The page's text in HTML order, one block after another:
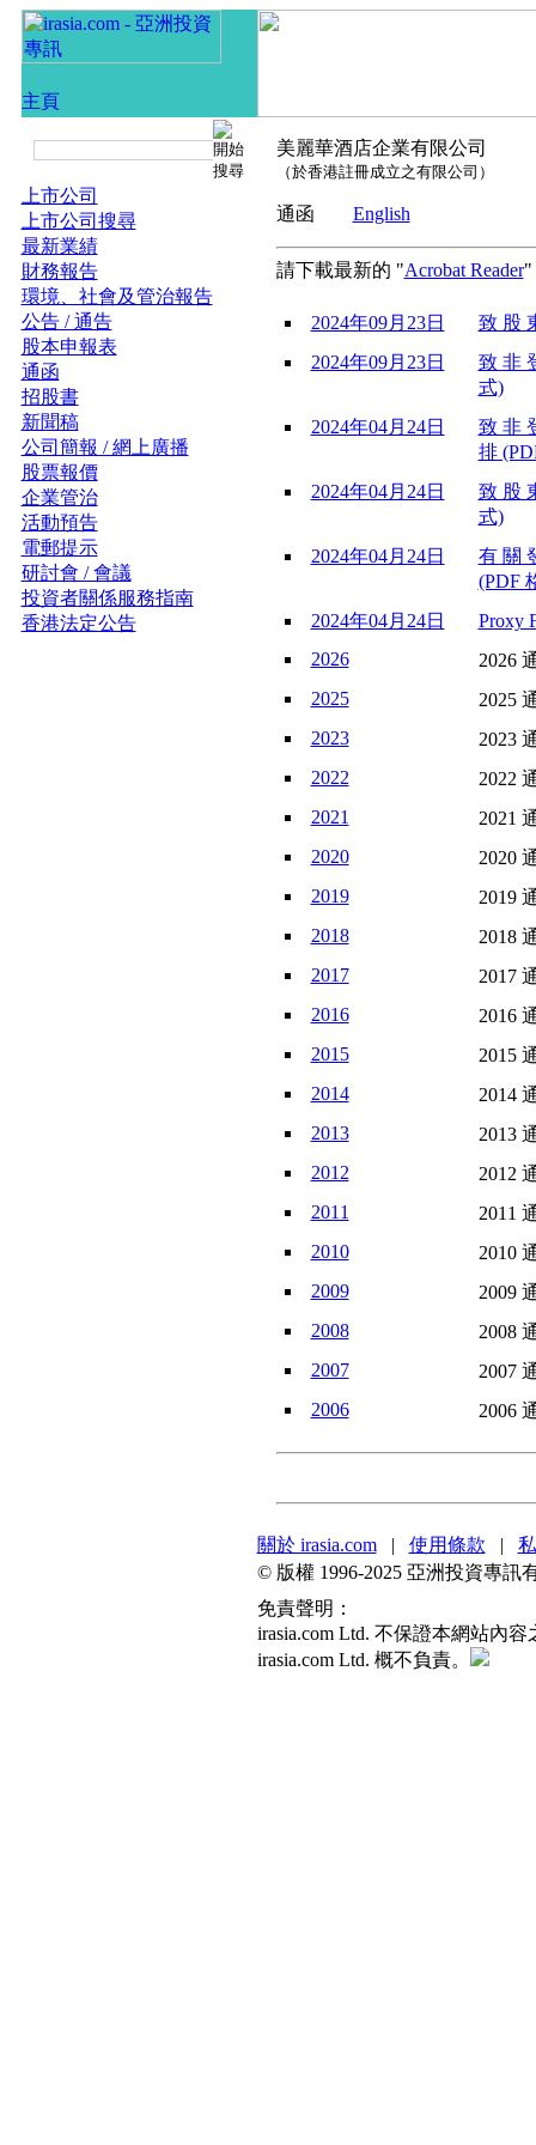
上市公司
上市公司搜尋
最新業績
財務報告
環境、社會及管治報告
公告 / 通告
股本申報表
通函
招股書
新聞稿
公司簡報 / 網上廣播
股票報價
企業管治
活動預告
電郵提示
研討會 / 會議
投資者關係服務指南
香港法定公告
美麗華酒店企業有限公司
（於香港註冊成立之有限公司）
通函 English
請下載最新的 "Acrobat Reader"
2024年09月23日
致 股
2024年09月23日
致 非
式)
2024年04月24日
致 非
排
2024年04月24日
致 股
式)
2024年04月24日
有 關
(PDF
2024年04月24日
Proxy
2026
2026
2025
2025
2023
2023
2022
2022
2021
2021
2020
2020
2019
2019
2018
2018
2017
2017
2016
2016
2015
2015
2014
2014
2013
2013
2012
2012
2011
2011
2010
2010
2009
2009
2008
2008
2007
2007
2006
2006
關於 irasia.com| 使用條款 |
© 版權 1996-2025 亞洲投資專訊
免責聲明：
irasia.com Ltd. 不保證本網站內
irasia.com Ltd. 概不負責。